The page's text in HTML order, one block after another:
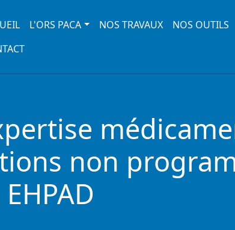
navigation
L'ORS PACA NOS TRAVAUX NOS OUTILS
non